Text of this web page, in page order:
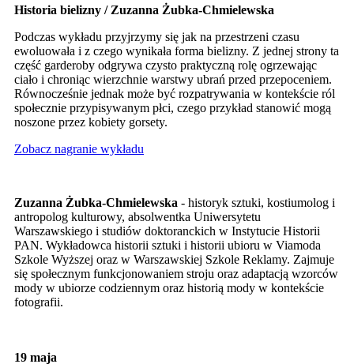
Historia bielizny / Zuzanna Żubka-Chmielewska
Podczas wykładu przyjrzymy się jak na przestrzeni czasu
ewoluowała i z czego wynikała forma bielizny. Z jednej strony ta
część garderoby odgrywa czysto praktyczną rolę ogrzewając
ciało i chroniąc wierzchnie warstwy ubrań przed przepoceniem.
Równocześnie jednak może być rozpatrywania w kontekście ról
społecznie przypisywanym płci, czego przykład stanowić mogą
noszone przez kobiety gorsety.
Zobacz nagranie wykładu
Zuzanna Żubka-Chmielewska - historyk sztuki, kostiumolog i
antropolog kulturowy, absolwentka Uniwersytetu
Warszawskiego i studiów doktoranckich w Instytucie Historii
PAN. Wykładowca historii sztuki i historii ubioru w Viamoda
Szkole Wyższej oraz w Warszawskiej Szkole Reklamy. Zajmuje
się społecznym funkcjonowaniem stroju oraz adaptacją wzorców
mody w ubiorze codziennym oraz historią mody w kontekście
fotografii.
19 maja